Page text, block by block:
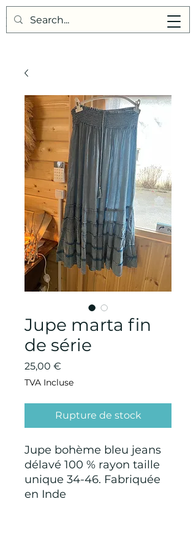
Points de Suture
Jupe marta fin
de série
25,00 €
TVA Incluse
Rupture de stock
Jupe bohème bleu jeans
délavé 100 % rayon taille
unique 34-46. Fabriquée
en Inde